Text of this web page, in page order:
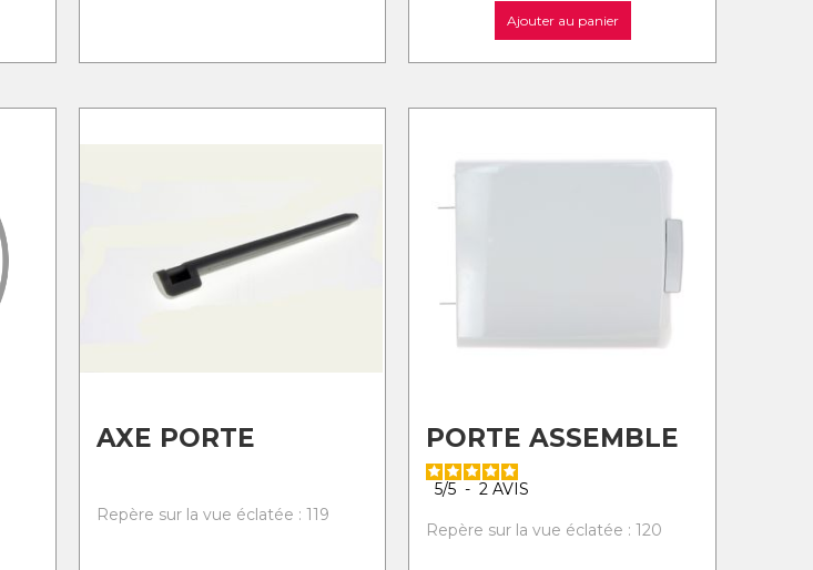
Ajouter au panier
AXE PORTE
Repère sur la vue éclatée : 119
PORTE ASSEMBLE
5/5 - 2AVIS
Repère sur la vue éclatée : 120